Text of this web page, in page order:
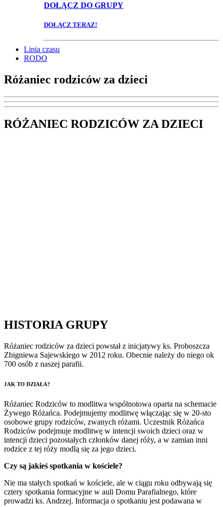
DOŁĄCZ DO GRUPY
DOŁĄCZ TERAZ!
Linia czasu
RODO
Różaniec rodziców za dzieci
RÓŻANIEC RODZICÓW ZA DZIECI
HISTORIA GRUPY
Różaniec rodziców za dzieci powstał z inicjatywy ks. Proboszcza
Zbigniewa Sajewskiego w 2012 roku. Obecnie należy do niego ok
700 osób z naszej parafii.
JAK TO DZIAŁA?
Różaniec Rodziców to modlitwa wspólnotowa oparta na schemacie
Żywego Różańca. Podejmujemy modlitwę włączając się w 20-sto
osobowe grupy rodziców, zwanych różami. Uczestnik Różańca
Rodziców podejmuje modlitwę w intencji swoich dzieci oraz w
intencji dzieci pozostałych członków danej róży, a w zamian inni
rodzice z tej róży modlą się za jego dzieci.
Czy są jakieś spotkania w kościele?
Nie ma stałych spotkań w kościele, ale w ciągu roku odbywają się
cztery spotkania formacyjne w auli Domu Parafialnego, które
prowadzi ks. Andrzej. Informacja o spotkaniu jest podawana w